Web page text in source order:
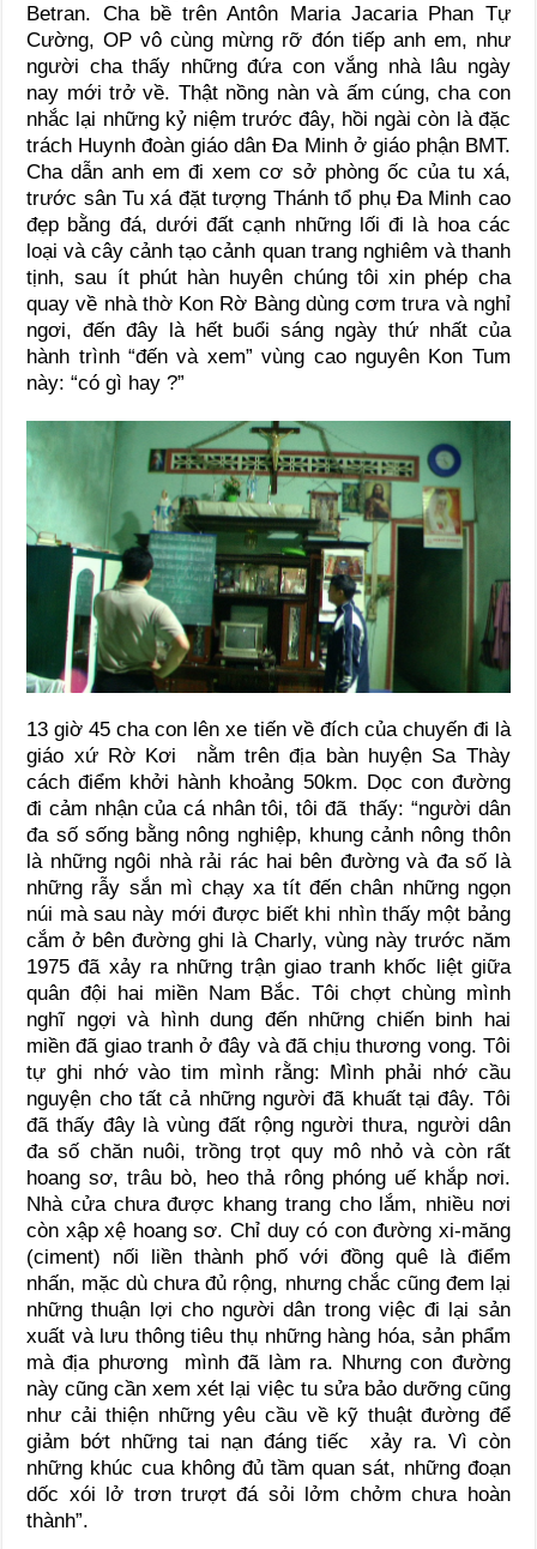
Betran. Cha bề trên Antôn Maria Jacaria Phan Tự
Cường, OP vô cùng mừng rỡ đón tiếp anh em, như
người cha thấy những đứa con vắng nhà lâu ngày
nay mới trở về. Thật nồng nàn và ấm cúng, cha con
nhắc lại những kỷ niệm trước đây, hồi ngài còn là đặc
trách Huynh đoàn giáo dân Đa Minh ở giáo phận BMT.
Cha dẫn anh em đi xem cơ sở phòng ốc của tu xá,
trước sân Tu xá đặt tượng Thánh tổ phụ Đa Minh cao
đẹp bằng đá, dưới đất cạnh những lối đi là hoa các
loại và cây cảnh tạo cảnh quan trang nghiêm và thanh
tịnh, sau ít phút hàn huyên chúng tôi xin phép cha
quay về nhà thờ Kon Rờ Bàng dùng cơm trưa và nghỉ
ngơi, đến đây là hết buổi sáng ngày thứ nhất của
hành trình “đến và xem” vùng cao nguyên Kon Tum
này: “có gì hay ?”
13 giờ 45 cha con lên xe tiến về đích của chuyến đi là
giáo xứ Rờ Kơi nằm trên địa bàn huyện Sa Thày
cách điểm khởi hành khoảng 50km. Dọc con đường
đi cảm nhận của cá nhân tôi, tôi đã thấy: “người dân
đa số sống bằng nông nghiệp, khung cảnh nông thôn
là những ngôi nhà rải rác hai bên đường và đa số là
những rẫy sắn mì chạy xa tít đến chân những ngọn
núi mà sau này mới được biết khi nhìn thấy một bảng
cắm ở bên đường ghi là Charly, vùng này trước năm
1975 đã xảy ra những trận giao tranh khốc liệt giữa
quân đội hai miền Nam Bắc. Tôi chợt chùng mình
nghĩ ngợi và hình dung đến những chiến binh hai
miền đã giao tranh ở đây và đã chịu thương vong. Tôi
tự ghi nhớ vào tim mình rằng: Mình phải nhớ cầu
nguyện cho tất cả những người đã khuất tại đây. Tôi
đã thấy đây là vùng đất rộng người thưa, người dân
đa số chăn nuôi, trồng trọt quy mô nhỏ và còn rất
hoang sơ, trâu bò, heo thả rông phóng uế khắp nơi.
Nhà cửa chưa được khang trang cho lắm, nhiều nơi
còn xập xệ hoang sơ. Chỉ duy có con đường xi-măng
(ciment) nối liền thành phố với đồng quê là điểm
nhấn, mặc dù chưa đủ rộng, nhưng chắc cũng đem lại
những thuận lợi cho người dân trong việc đi lại sản
xuất và lưu thông tiêu thụ những hàng hóa, sản phẩm
mà địa phương mình đã làm ra. Nhưng con đường
này cũng cần xem xét lại việc tu sửa bảo dưỡng cũng
như cải thiện những yêu cầu về kỹ thuật đường để
giảm bớt những tai nạn đáng tiếc xảy ra. Vì còn
những khúc cua không đủ tầm quan sát, những đoạn
dốc xói lở trơn trượt đá sỏi lởm chởm chưa hoàn
thành”.